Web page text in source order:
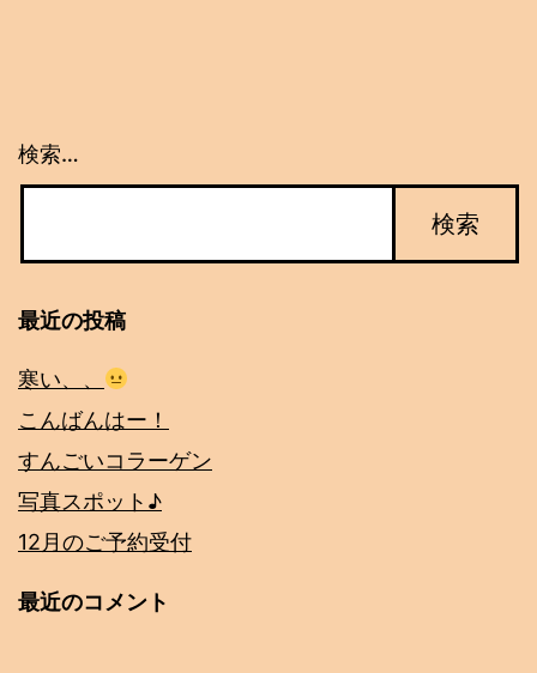
検索…
最近の投稿
寒い、、
こんばんはー！
すんごいコラーゲン
写真スポット♪
12月のご予約受付
最近のコメント